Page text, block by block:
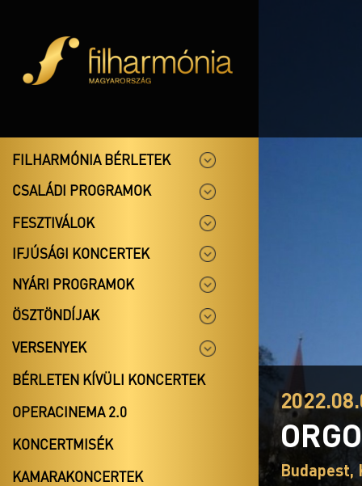
FILHARMÓNIA BÉRLETEK
CSALÁDI PROGRAMOK
FESZTIVÁLOK
IFJÚSÁGI KONCERTEK
NYÁRI PROGRAMOK
ÖSZTÖNDÍJAK
VERSENYEK
BÉRLETEN KÍVÜLI KONCERTEK
OPERACINEMA 2.0
KONCERTMISÉK
KAMARAKONCERTEK
Budapest,